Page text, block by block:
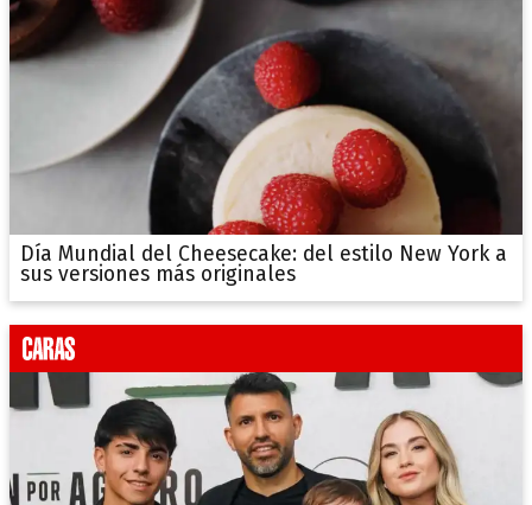
Día Mundial del Cheesecake: del estilo New York a
sus versiones más originales